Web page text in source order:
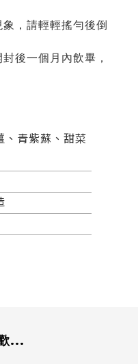
， 請輕輕搖勻後倒
後一個月內飲畢，
、青紫蘇、甜菜
...